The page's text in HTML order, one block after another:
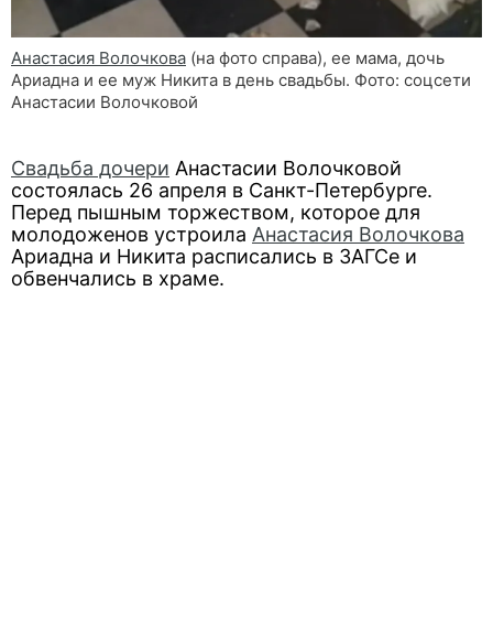
Анастасия Волочкова (на фото справа), ее мама, дочь
Ариадна и ее муж Никита в день свадьбы. Фото: соцсети
Анастасии Волочковой
Свадьба дочери Анастасии Волочковой
состоялась 26 апреля в Санкт-Петербурге.
Перед пышным торжеством, которое для
молодоженов устроила Анастасия Волочкова
Ариадна и Никита расписались в ЗАГСе и
обвенчались в храме.